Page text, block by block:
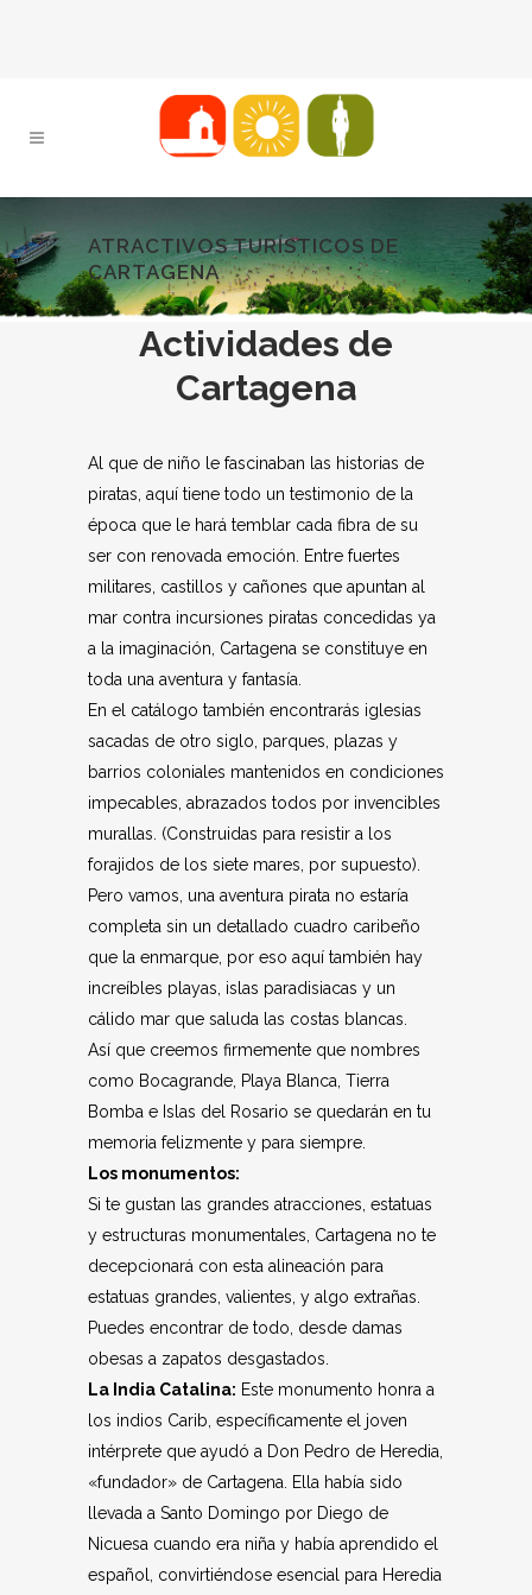
ATRACTIVOS TURÍSTICOS DE
CARTAGENA
Actividades de
Cartagena
Al que de niño le fascinaban las historias de
piratas, aquí tiene todo un testimonio de la
época que le hará temblar cada fibra de su
ser con renovada emoción. Entre fuertes
militares, castillos y cañones que apuntan al
mar contra incursiones piratas concedidas ya
a la imaginación, Cartagena se constituye en
toda una aventura y fantasía.
En el catálogo también encontrarás iglesias
sacadas de otro siglo, parques, plazas y
barrios coloniales mantenidos en condiciones
impecables, abrazados todos por invencibles
murallas. (Construidas para resistir a los
forajidos de los siete mares, por supuesto).
Pero vamos, una aventura pirata no estaría
completa sin un detallado cuadro caribeño
que la enmarque, por eso aquí también hay
increíbles playas, islas paradisiacas y un
cálido mar que saluda las costas blancas.
Así que creemos firmemente que nombres
como Bocagrande, Playa Blanca, Tierra
Bomba e Islas del Rosario se quedarán en tu
memoria felizmente y para siempre.
Los monumentos:
Si te gustan las grandes atracciones, estatuas
y estructuras monumentales, Cartagena no te
decepcionará con esta alineación para
estatuas grandes, valientes, y algo extrañas.
Puedes encontrar de todo, desde damas
obesas a zapatos desgastados.
La India Catalina: Este monumento honra a
los indios Carib, específicamente el joven
intérprete que ayudó a Don Pedro de Heredia,
«fundador» de Cartagena. Ella había sido
llevada a Santo Domingo por Diego de
Nicuesa cuando era niña y había aprendido el
español, convirtiéndose esencial para Heredia